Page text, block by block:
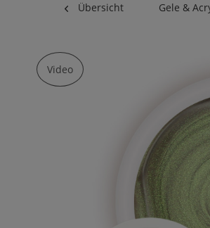
Übersicht Gele &
Video